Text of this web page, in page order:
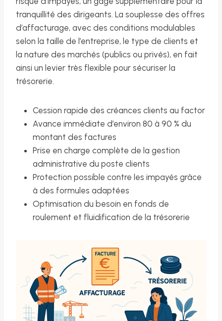
tranquillité des dirigeants. La souplesse des offres
d’affacturage, avec des conditions modulables
selon la taille de l’entreprise, le type de clients et
la nature des marchés (publics ou privés), en fait
ainsi un levier très flexible pour sécuriser la
trésorerie.
Cession rapide des créances clients au factor
Avance immédiate d’environ 80 à 90 % du
montant des factures
Prise en charge complète de la gestion
administrative du poste clients
Protection possible contre les impayés grâce
à des formules adaptées
Optimisation du besoin en fonds de
roulement et fluidification de la trésorerie